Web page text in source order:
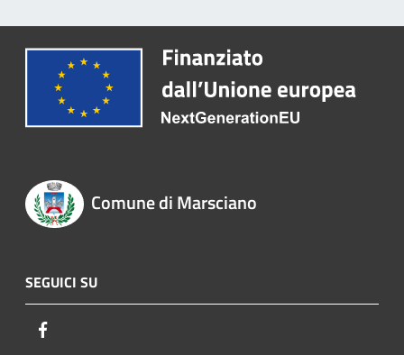
Comune di Marsciano
SEGUICI SU